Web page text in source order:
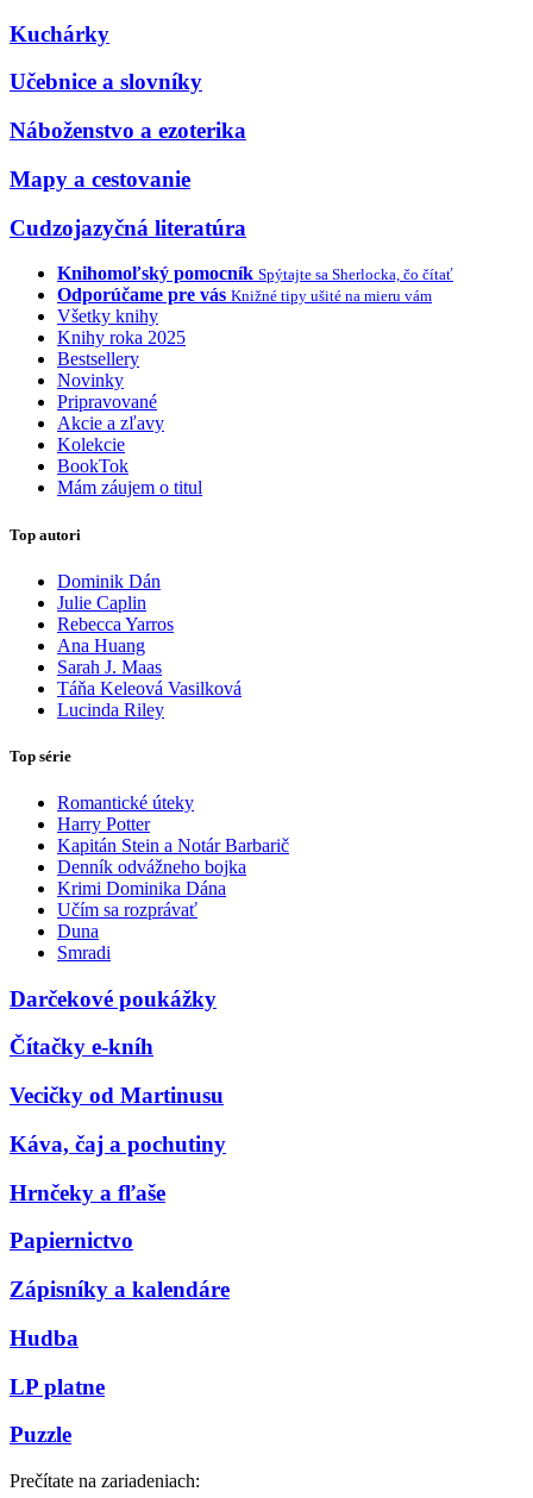
Kuchárky
Učebnice a slovníky
Náboženstvo a ezoterika
Mapy a cestovanie
Cudzojazyčná literatúra
Knihomoľský pomocník Spýtajte sa Sherlocka, čo čítať
Odporúčame pre vás Knižné tipy ušité na mieru vám
Všetky knihy
Knihy roka 2025
Bestsellery
Novinky
Pripravované
Akcie a zľavy
Kolekcie
BookTok
Mám záujem o titul
Top autori
Dominik Dán
Julie Caplin
Rebecca Yarros
Ana Huang
Sarah J. Maas
Táňa Keleová Vasilková
Lucinda Riley
Top série
Romantické úteky
Harry Potter
Kapitán Stein a Notár Barbarič
Denník odvážneho bojka
Krimi Dominika Dána
Učím sa rozprávať
Duna
Smradi
Darčekové poukážky
Čítačky e-kníh
Vecičky od Martinusu
Káva, čaj a pochutiny
Hrnčeky a fľaše
Papiernictvo
Zápisníky a kalendáre
Hudba
LP platne
Puzzle
Prečítate na zariadeniach: